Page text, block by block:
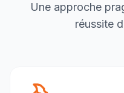
Une approche
réussite